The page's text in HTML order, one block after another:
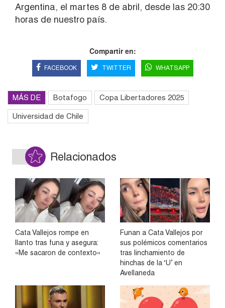
Argentina, el martes 8 de abril, desde las 20:30
horas de nuestro país.
Compartir en:
FACEBOOK TWITTER WHATSAPP
MÁS DE Botafogo Copa Libertadores 2025
Universidad de Chile
Relacionados
Cata Vallejos rompe en
llanto tras funa y asegura:
«Me sacaron de contexto»
Funan a Cata Vallejos por
sus polémicos comentarios
tras linchamiento de
hinchas de la ‘U’ en
Avellaneda